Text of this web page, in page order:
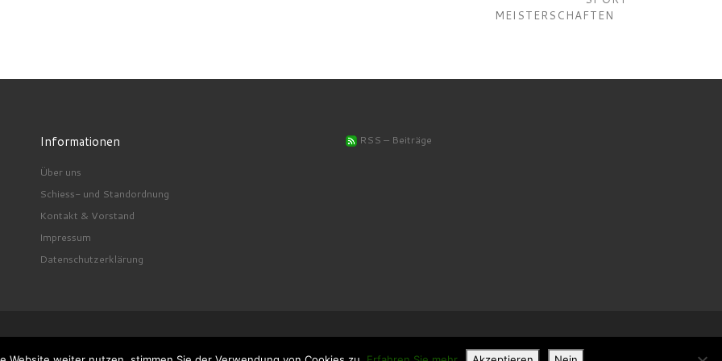
MEISTERSCHAFTEN
Informationen
Über uns
Schiess- und Standordnung
Kontakt & Vorstand
Impressum
Datenschutzerklärung
RSS – Beiträge